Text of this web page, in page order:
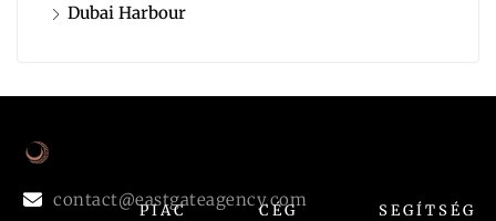
Dubai Harbour
contact@eastgateagency.com
PIAC CÉG SEGÍTSÉG